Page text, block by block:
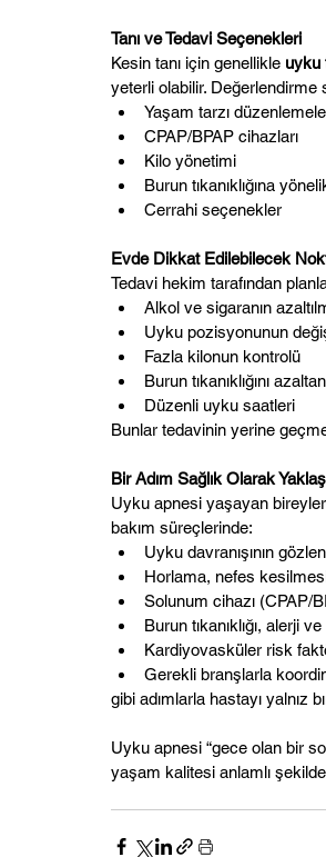
Tanı ve Tedavi Seçenekleri
Kesin tanı için genellikle uyku
yeterli olabilir. Değerlendirme
Yaşam tarzı
CPAP/BPAP cihazları
Kilo yönetimi
Burun tıkanıklığına
Cerrahi seçenekler
Evde Dikkat Edilebilecek
Tedavi hekim tarafından
Alkol ve sigaranın
Uyku pozisyonunun
Fazla kilonun kontrolü
Burun tıkanıklığını
Düzenli uyku saatleri
Bunlar tedavinin yerine
Bir Adım Sağlık Olarak
Uyku apnesi yaşayan
bakım süreçlerinde:
Uyku davranışının
Horlama, nefes
Solunum cihazı (CPAP/
Burun tıkanıklığı, alerji
Kardiyovasküler risk
Gerekli branşlarla
gibi adımlarla hastayı yalnız
Uyku apnesi “gece olan bir
yaşam kalitesi anlamlı